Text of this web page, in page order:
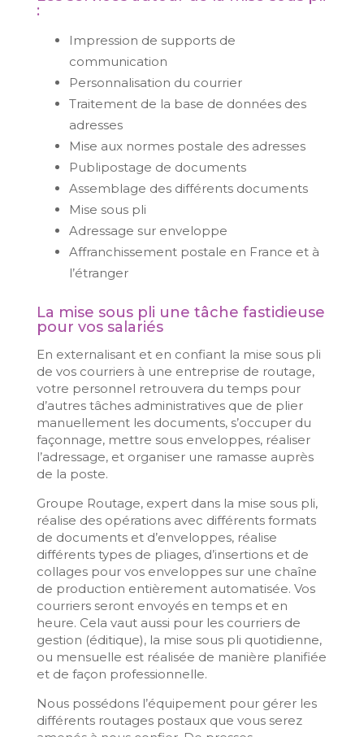
:
Impression de supports de
communication
Personnalisation du courrier
Traitement de la base de données des
adresses
Mise aux normes postale des adresses
Publipostage de documents
Assemblage des différents documents
Mise sous pli
Adressage sur enveloppe
Affranchissement postale en France et à
l’étranger
La mise sous pli une tâche fastidieuse
pour vos salariés
En externalisant et en confiant la mise sous pli
de vos courriers à une entreprise de routage,
votre personnel retrouvera du temps pour
d’autres tâches administratives que de plier
manuellement les documents, s’occuper du
façonnage, mettre sous enveloppes, réaliser
l’adressage, et organiser une ramasse auprès
de la poste.
Groupe Routage, expert dans la mise sous pli,
réalise des opérations avec différents formats
de documents et d’enveloppes, réalise
différents types de pliages, d’insertions et de
collages pour vos enveloppes sur une chaîne
de production entièrement automatisée. Vos
courriers seront envoyés en temps et en
heure. Cela vaut aussi pour les courriers de
gestion (éditique), la mise sous pli quotidienne,
ou mensuelle est réalisée de manière planifiée
et de façon professionnelle.
Nous possédons l’équipement pour gérer les
différents routages postaux que vous serez